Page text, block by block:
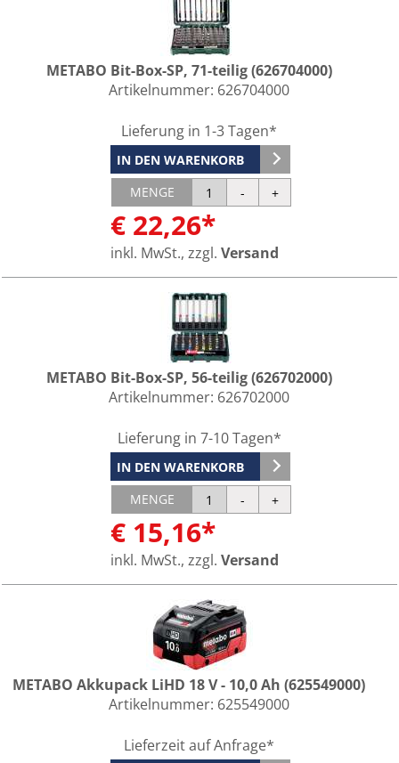
METABO Bit-Box-SP, 71-teilig (626704000)
Artikelnummer: 626704000
Lieferung in 1-3 Tagen*
IN DEN WARENKORB
MENGE
€ 22,26*
inkl. MwSt., zzgl. Versand
METABO Bit-Box-SP, 56-teilig (626702000)
Artikelnummer: 626702000
Lieferung in 7-10 Tagen*
IN DEN WARENKORB
MENGE
€ 15,16*
inkl. MwSt., zzgl. Versand
METABO Akkupack LiHD 18 V - 10,0 Ah (625549000)
Artikelnummer: 625549000
Lieferzeit auf Anfrage*